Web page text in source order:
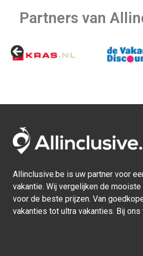
Partners van
Allinclusive.be is uw partner voor
vakantie. Wij vergelijken de mooiste
voor de beste prijzen. Van
vakanties tot ultra vakanties. Bij ons